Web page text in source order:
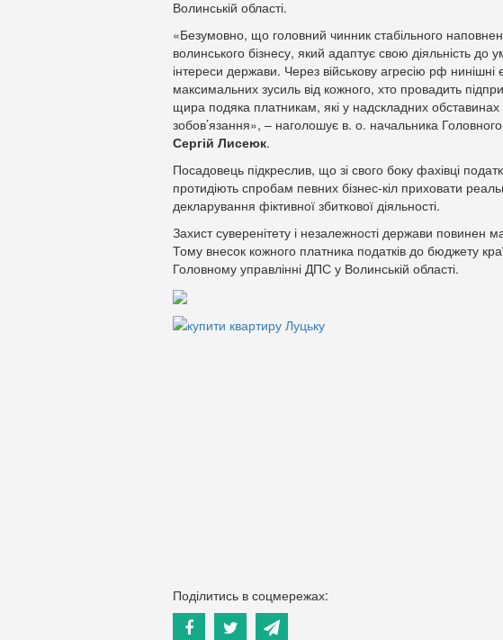
Волинській області.
«Безумовно, що головний чинник стабільного
волинського бізнесу, який адаптує свою діяльність
інтереси держави. Через військову агресію рф
максимальних зусиль від кожного, хто провадить
щира подяка платникам, які у надскладних обставинах
зобов’язання», – наголошує в. о. начальника
Сергій Лисеюк.
Посадовець підкреслив, що зі свого боку фахівці
протидіють спробам певних бізнес-кіл приховати
декларування фіктивної збиткової діяльності.
Захист суверенітету і незалежності держави повинен
Тому внесок кожного платника податків до бюджету
Головному управлінні ДПС у Волинській області.
Поділитись в соцмережах: